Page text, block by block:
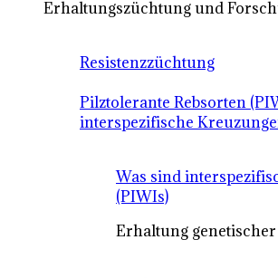
Erhaltungszüchtung und
Resistenzzüchtung
Pilztolerante Rebsorten
interspezifische
Was sind
(PIWIs)
Erhaltung